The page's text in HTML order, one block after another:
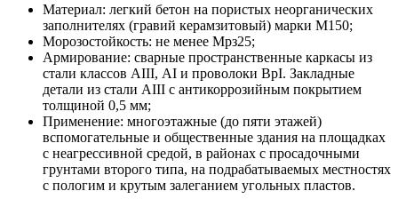
Материал: легкий бетон на пористых неорганических
заполнителях (гравий керамзитовый) марки М150;
Морозостойкость: не менее Мрз25;
Армирование: сварные пространственные каркасы из
стали классов АIII, АI и проволоки ВрI. Закладные
детали из стали АIII с антикоррозийным покрытием
толщиной 0,5 мм;
Применение: многоэтажные (до пяти этажей)
вспомогательные и общественные здания на площадках
с неагрессивной средой, в районах с просадочными
грунтами второго типа, на подрабатываемых местностях
с пологим и крутым залеганием угольных пластов.